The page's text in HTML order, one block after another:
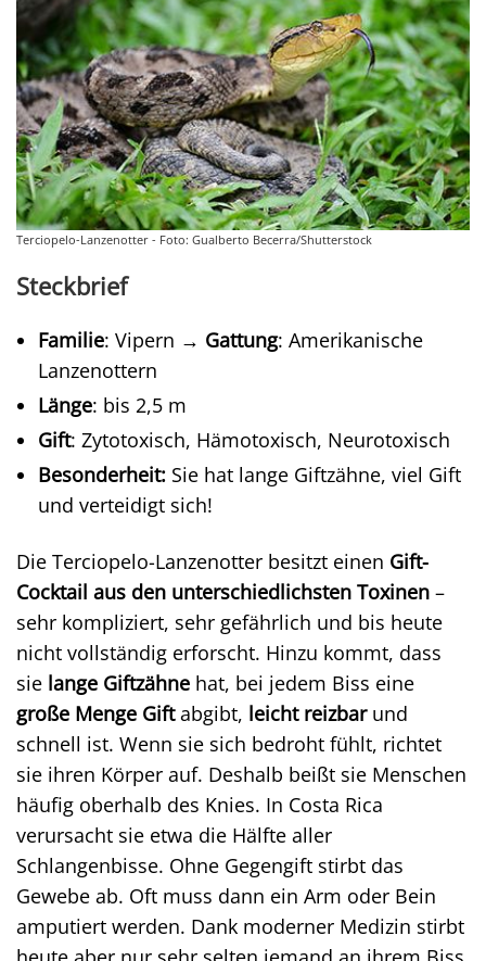
Terciopelo-Lanzenotter - Foto: Gualberto Becerra/Shutterstock
Steckbrief
Familie: Vipern → Gattung: Amerikanische
Lanzenottern
Länge: bis 2,5 m
Gift: Zytotoxisch, Hämotoxisch, Neurotoxisch
Besonderheit: Sie hat lange Giftzähne, viel Gift
und verteidigt sich!
Die Terciopelo-Lanzenotter besitzt einen Gift-
Cocktail aus den unterschiedlichsten Toxinen –
sehr kompliziert, sehr gefährlich und bis heute
nicht vollständig erforscht. Hinzu kommt, dass
sie lange Giftzähne hat, bei jedem Biss eine
große Menge Giftabgibt, leicht reizbarund
schnell ist. Wenn sie sich bedroht fühlt, richtet
sie ihren Körper auf. Deshalb beißt sie Menschen
häufig oberhalb des Knies. In Costa Rica
verursacht sie etwa die Hälfte aller
Schlangenbisse. Ohne Gegengift stirbt das
Gewebe ab. Oft muss dann ein Arm oder Bein
amputiert werden. Dank moderner Medizin stirbt